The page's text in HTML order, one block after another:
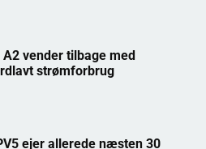
A2 vender tilbage med
strømforbrug
ejer allerede næsten 30